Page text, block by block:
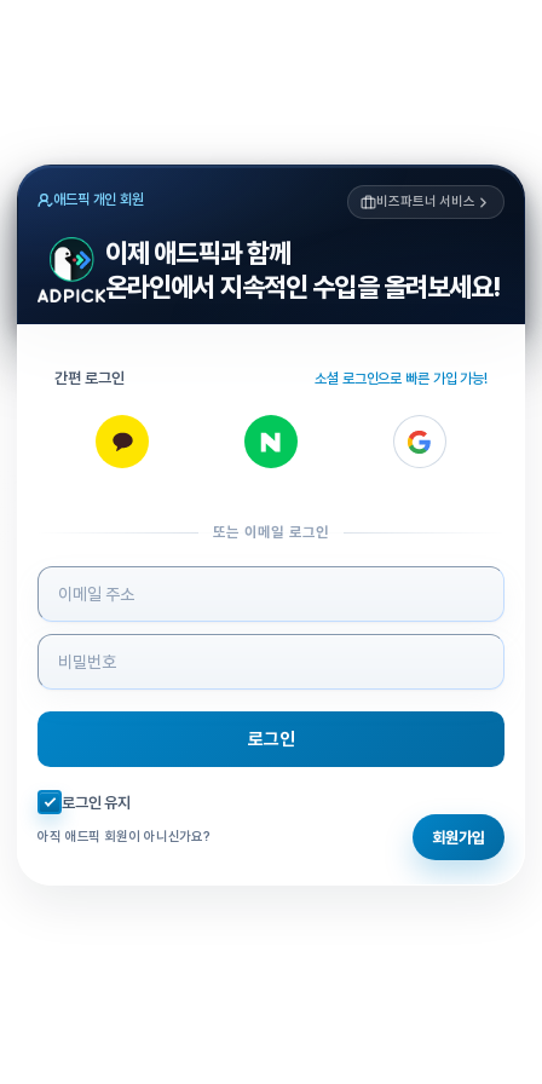
애드픽 개인 회원 비즈파트너 서비스
이제 애드픽과 함께
온라인에서 지속적인 수입을 올려보세요!
간편 로그인 소셜 로그인으로 빠른 가입 가능!
또는 이메일 로그인
로그인 정보 입력
로그인
자동로그인 체크
로그인 유지
아직 애드픽 회원이 아니신가요? 회원가입